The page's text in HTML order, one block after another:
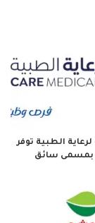
الطبية توفر
بمسمى سائق